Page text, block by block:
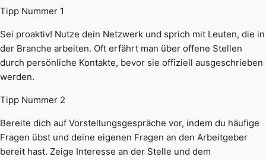
Tipp Nummer 1
Sei proaktiv! Nutze dein Netzwerk und sprich mit Leuten, die in
der Branche arbeiten. Oft erfährt man über offene Stellen
durch persönliche Kontakte, bevor sie offiziell ausgeschrieben
werden.
Tipp Nummer 2
Bereite dich auf Vorstellungsgespräche vor, indem du häufige
Fragen übst und deine eigenen Fragen an den Arbeitgeber
bereit hast. Zeige Interesse an der Stelle und dem